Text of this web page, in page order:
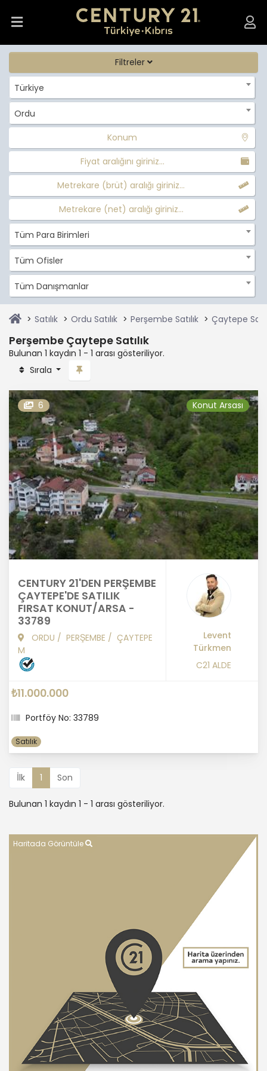
Filtreler
Türkiye
Ordu
Konum
Fiyat aralığını giriniz...
Metrekare (brüt) aralığı giriniz...
Metrekare (net) aralığı giriniz...
Tüm Para Birimleri
Tüm Ofisler
Tüm Danışmanlar
Satılık Ordu Satılık Perşembe Satılık Çaytepe
Perşembe Çaytepe Satılık
Bulunan 1 kaydın 1 - 1 arası gösteriliyor.
Sırala
6 Konut Arsası
CENTURY 21'DEN PERŞEMBE
ÇAYTEPE'DE SATILIK
FIRSAT KONUT/ARSA -
33789
ORDU / PERŞEMBE / ÇAYTEPE
M
Levent
Türkmen
C21 ALDE
₺11.000.000
Portföy No: 33789
Satılık
İlk 1 Son
Bulunan 1 kaydın 1 - 1 arası gösteriliyor.
Haritada Görüntüle